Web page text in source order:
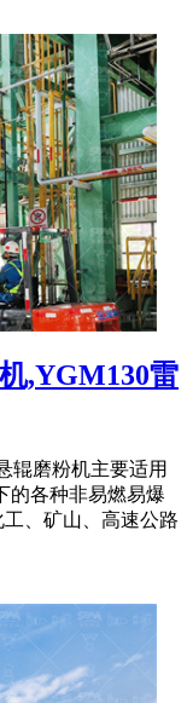
,YGM130雷
辊磨粉机主要适用
的各种非易燃易爆
、矿山、高速公路